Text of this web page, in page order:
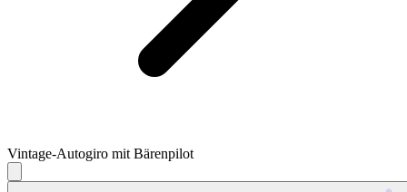
Vintage-Autogiro mit Bärenpilot